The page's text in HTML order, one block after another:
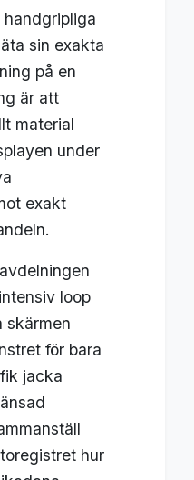
handgripliga
sin exakta
på en
är att
material
under
exakt
loop
skärmen
för bara
jacka
hur